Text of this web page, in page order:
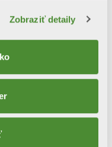
Zobraziť detaily
dáta